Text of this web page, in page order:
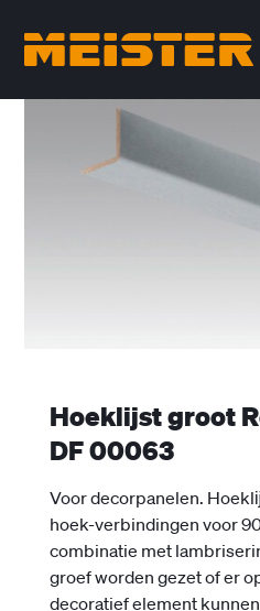
Hoeklijst groot
DF 00063
Voor decorpanelen.
hoek-verbindingen voor
combinatie met
groef worden gezet of er
decoratief element